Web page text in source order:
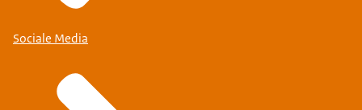
Sociale Media